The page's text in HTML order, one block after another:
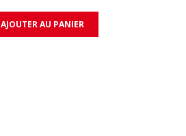
AJOUTER AU PANIER